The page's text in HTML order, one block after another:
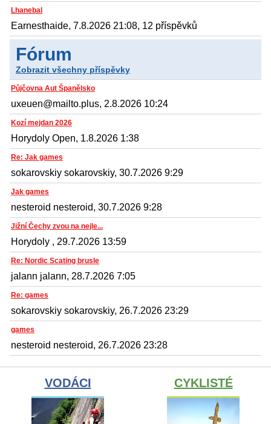
Lhanebal
Earnesthaide, 7.8.2026 21:08, 12 příspěvků
Fórum
Zobrazit všechny příspěvky
Půjčovna Aut Španělsko
uxeuen@mailto.plus, 2.8.2026 10:24
Kozí mejdan 2026
Horydoly Open, 1.8.2026 1:38
Re: Jak games
sokarovskiy sokarovskiy, 30.7.2026 9:29
Jak games
nesteroid nesteroid, 30.7.2026 9:28
Jižní Čechy zvou na nejle...
Horydoly , 29.7.2026 13:59
Re: Nordic Scating brusle
jalann jalann, 28.7.2026 7:05
Re: games
sokarovskiy sokarovskiy, 26.7.2026 23:29
games
nesteroid nesteroid, 26.7.2026 23:28
VODÁCI CYKLISTÉ